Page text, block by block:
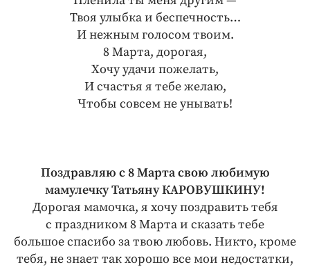
Твоя улыбка и беспечность…
И нежным голосом твоим.
8 Марта, дорогая,
Хочу удачи пожелать,
И счастья я тебе желаю,
Чтобы совсем не унывать!
Поздравляю с 8 Марта свою любимую
мамулечку Татьяну КАРОВУШКИНУ!
Дорогая мамочка, я хочу поздравить тебя
с праздником 8 Марта и сказать тебе
большое спасибо за твою любовь. Никто, кроме
тебя, не знает так хорошо все мои недостатки,